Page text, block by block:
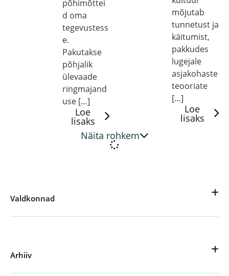
põhimõttei
d oma
tegevustess
e.
Pakutakse
põhjalik
ülevaade
ringmajand
use […]
Loe
lisaks
mõjutab
tunnetust ja
käitumist,
pakkudes
lugejale
asjakohaste
teooriate
[…]
Loe
lisaks
Näita rohkem
Valdkonnad
Arhiiv